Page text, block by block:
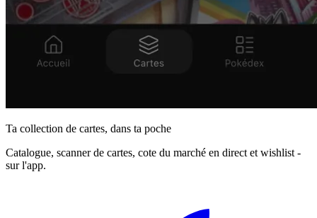
Ta collection de cartes, dans ta poche
Catalogue, scanner de cartes, cote du marché en direct et wishlist -
sur l'app.